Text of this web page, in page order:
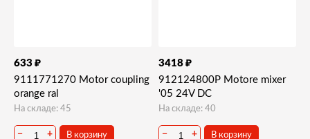
633 ₽
9111771270 Motor coupling
orange ral
На складе: 45
− + В корзину
3418 ₽
912124800P Motore mixer
'05 24V DC
На складе: 40
− + В корзину